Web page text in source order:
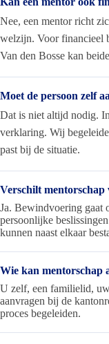
Nee, een mentor richt
welzijn. Voor financieel
Van den Bosse kan
Moet de persoon zelf
Dat is niet altijd nodig.
verklaring. Wij
past bij de situatie.
Verschilt mentorschap
Ja. Bewindvoering gaat
persoonlijke
kunnen naast elkaar
Wie kan mentorschap
U zelf, een familielid,
aanvragen bij de
proces begeleiden.